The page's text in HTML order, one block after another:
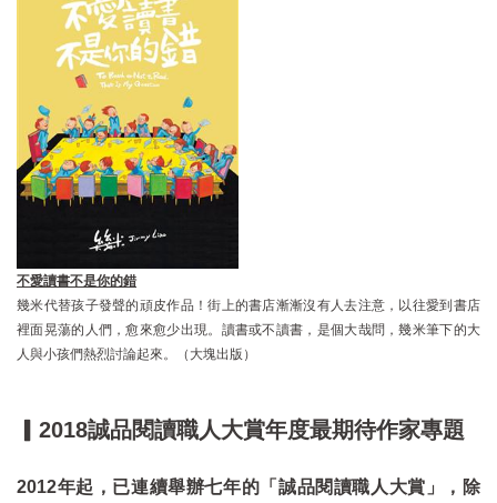
不愛讀書不是你的錯
幾米代替孩子發聲的頑皮作品！街上的書店漸漸沒有人去注意，以往愛到書店
裡面晃蕩的人們，愈來愈少出現。讀書或不讀書，是個大哉問，幾米筆下的大
人與小孩們熱烈討論起來。（大塊出版）​
▎2018誠品閱讀職人大賞年度最期待作家專題
2012年起，已連續舉辦七年的「誠品閱讀職人大賞」，除